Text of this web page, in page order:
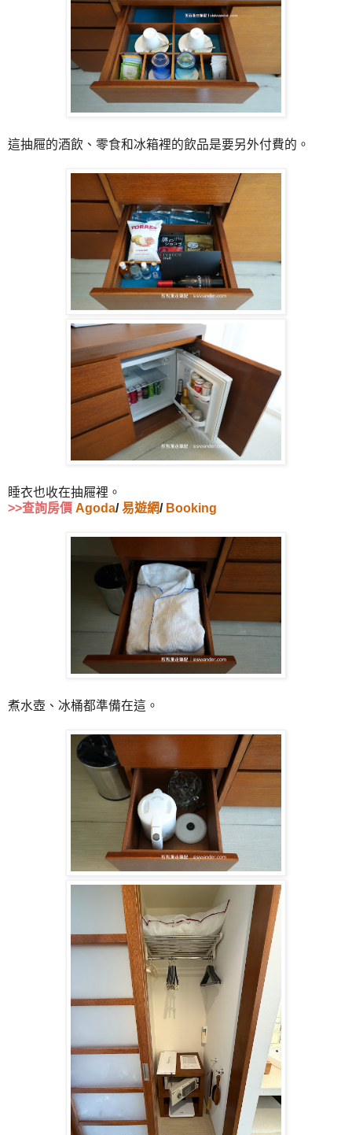
這抽屜的酒飲、零食和冰箱裡的飲品是要另外付費的。
睡衣也收在抽屜裡。
>>查詢房價 Agoda/易遊網/ Booking
煮水壺、冰桶都準備在這。